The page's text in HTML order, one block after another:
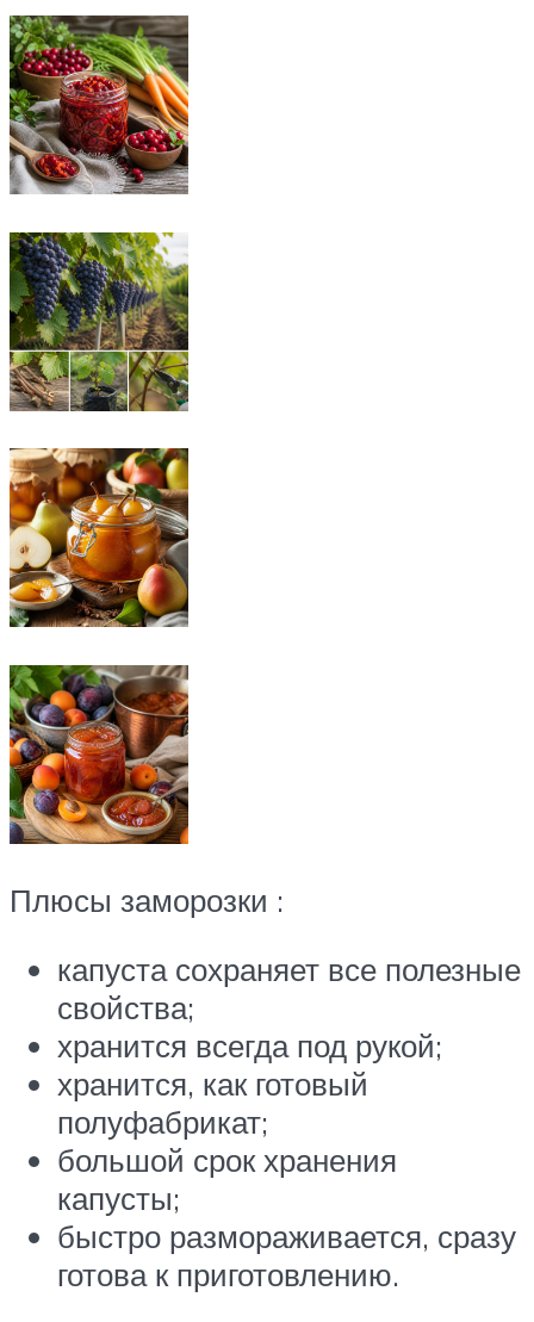
Плюсы заморозки :
капуста сохраняет все полезные
свойства;
хранится всегда под рукой;
хранится, как готовый
полуфабрикат;
большой срок хранения
капусты;
быстро размораживается, сразу
готова к приготовлению.